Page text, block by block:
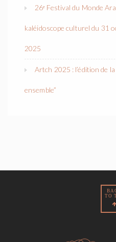
26ᵉ Festival du Monde
kaléidoscope culturel du 31
2025
Artch 2025 : l’édition de
ensemble”
TO